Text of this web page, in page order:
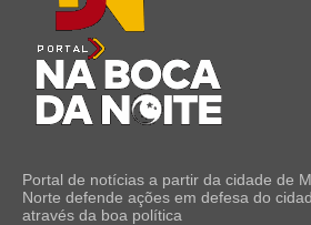
Portal de notícias a partir da cidade de
Norte defende ações em defesa do
através da boa política